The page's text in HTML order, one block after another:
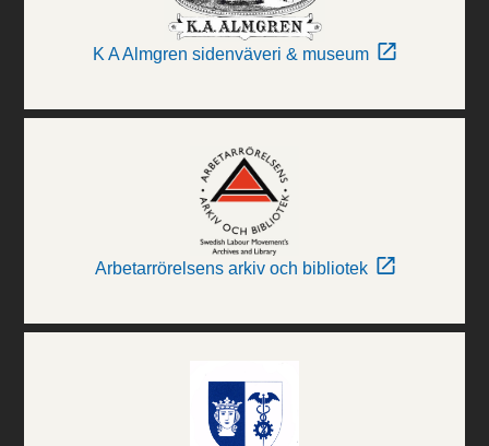
K A Almgren sidenväveri & museum
Arbetarrörelsens arkiv och bibliotek